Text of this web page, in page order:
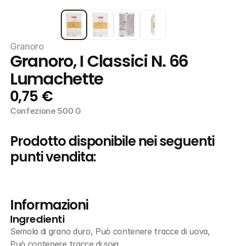
Granoro
Granoro, I Classici N. 66
Lumachette
0,75 €
Confezione 500 G
Prodotto disponibile nei seguenti
punti vendita:
Informazioni
Ingredienti
Semola di grano duro, Può contenere tracce di uova,
Può contenere tracce di soia